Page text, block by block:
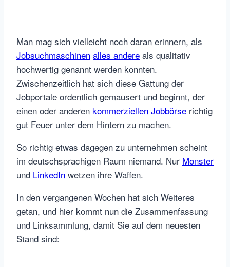
Man mag sich vielleicht noch daran erinnern, als
Jobsuchmaschinen alles andere als qualitativ
hochwertig genannt werden konnten.
Zwischenzeitlich hat sich diese Gattung der
Jobportale ordentlich gemausert und beginnt, der
einen oder anderen kommerziellen Jobbörse richtig
gut Feuer unter dem Hintern zu machen.
So richtig etwas dagegen zu unternehmen scheint
im deutschsprachigen Raum niemand. Nur Monster
und LinkedIn wetzen ihre Waffen.
In den vergangenen Wochen hat sich Weiteres
getan, und hier kommt nun die Zusammenfassung
und Linksammlung, damit Sie auf dem neuesten
Stand sind: